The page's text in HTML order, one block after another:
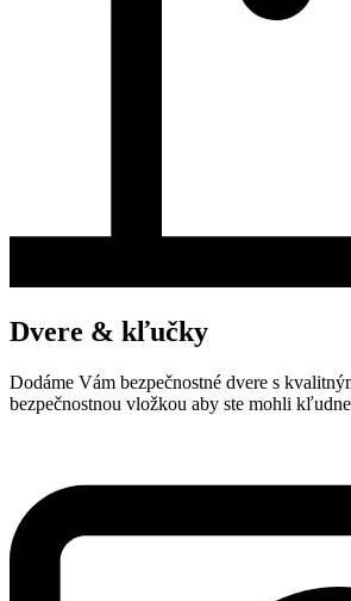
Dvere & kľučky
Dodáme Vám bezpečnostné dvere s
bezpečnostnou vložkou aby ste mohli